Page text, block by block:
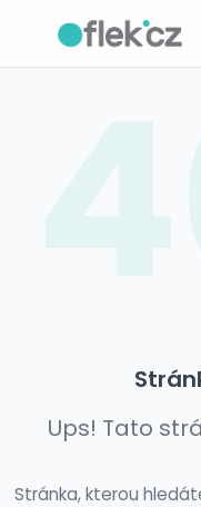
Ups! Tato
Stránka, kterou